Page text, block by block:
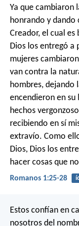
Ya que cambiaron
honrando y dando
Creador, el cual
Dios los entregó a
mujeres
van contra la
hombres, dejando
encendieron en
hechos
recibiendo en sí
extravío. Como
Dios, Dios los
hacer cosas que
Romanos 1:25-28
Estos confían en
nosotros del